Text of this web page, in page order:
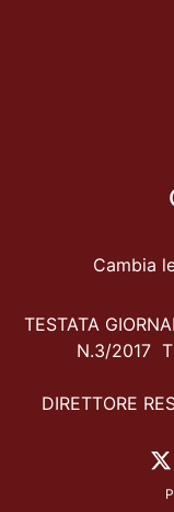
Cambia
TESTATA
N.3/2017
DIRETTORE